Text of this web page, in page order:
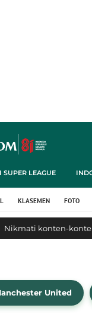
SUPER LEAGUE
KLASEMEN FOTO
Nikmati konten-
United